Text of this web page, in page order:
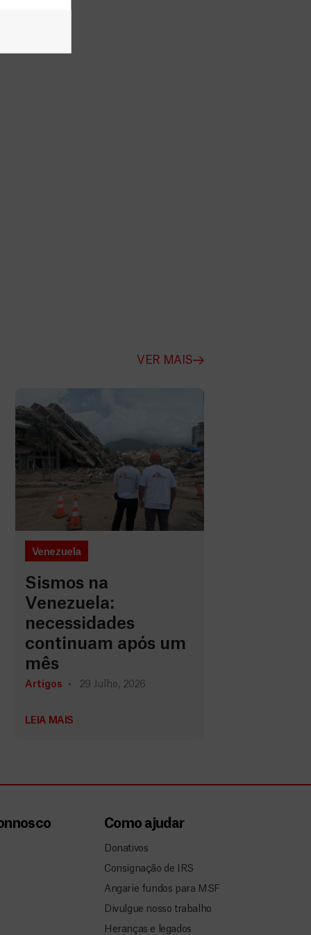
VER MAIS
Venezuela
Sismos na
Venezuela:
necessidades
continuam após um
mês
Artigos 29 Julho, 2026
LEIA MAIS
Como ajudar
Donativos
Consignação de IRS
Angarie fundos para MSF
Divulgue nosso trabalho
Heranças e legados